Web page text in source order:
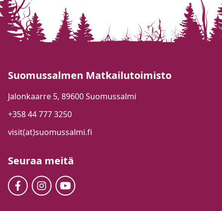
Suomussalmen Matkailutoimisto
Jalonkaarre 5, 89600 Suomussalmi
+358 44 777 3250
visit(at)suomussalmi.fi
Seuraa meitä